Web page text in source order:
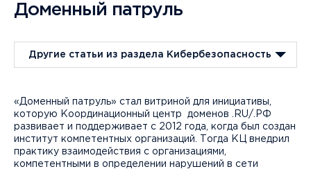
Доменный патруль
Другие статьи из раздела Кибербезопасность
«Доменный патруль» стал витриной для инициативы,
которую Координационный центр доменов .RU/.РФ
развивает и поддерживает с 2012 года, когда был создан
институт компетентных организаций. Тогда КЦ внедрил
практику взаимодействия с организациями,
компетентными в определении нарушений в сети